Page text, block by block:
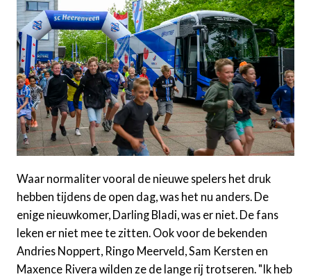
Waar normaliter vooral de nieuwe spelers het druk
hebben tijdens de open dag, was het nu anders. De
enige nieuwkomer, Darling Bladi, was er niet. De fans
leken er niet mee te zitten. Ook voor de bekenden
Andries Noppert, Ringo Meerveld, Sam Kersten en
Maxence Rivera wilden ze de lange rij trotseren. "Ik heb